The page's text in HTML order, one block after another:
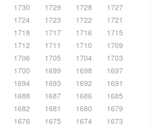
1730 1729 1728
1727
1724 1723 1722
1721
1718 1717 1716
1715
1712 1711 1710
1709
1706 1705 1704
1703
1700 1699 1698
1697
1694 1693 1692
1691
1688 1687 1686
1685
1682 1681 1680
1679
1676 1675 1674
1673